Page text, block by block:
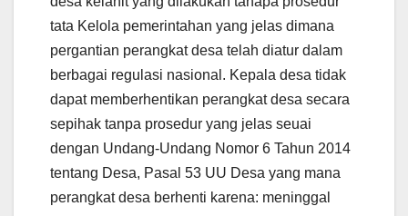
tata Kelola pemerintahan yang jelas dimana
pergantian perangkat desa telah diatur dalam
berbagai regulasi nasional. Kepala desa tidak
dapat memberhentikan perangkat desa secara
sepihak tanpa prosedur yang jelas seuai
dengan Undang-Undang Nomor 6 Tahun 2014
tentang Desa, Pasal 53 UU Desa yang mana
perangkat desa berhenti karena: meninggal